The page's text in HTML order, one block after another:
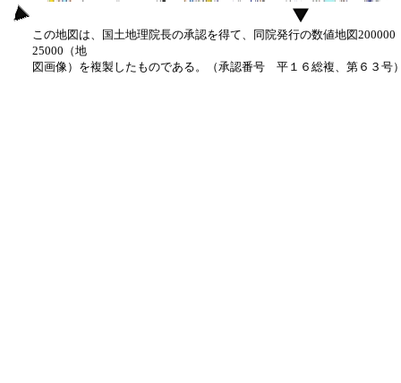
この地図は、国土地理院長の承認を得て、同院発行の数値地図
25000（地
図画像）を複製したものである。（承認番号 平１６総複、第６３号